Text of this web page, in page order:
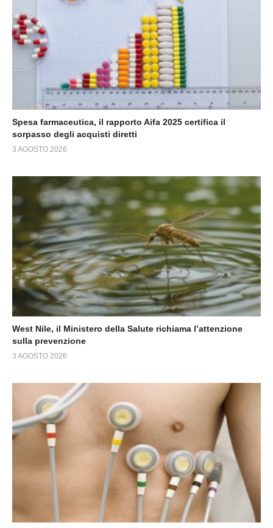
Spesa farmaceutica, il rapporto Aifa 2025 certifica il
sorpasso degli acquisti diretti
3 AGOSTO 2026
West Nile, il Ministero della Salute richiama l’attenzione
sulla prevenzione
3 AGOSTO 2026